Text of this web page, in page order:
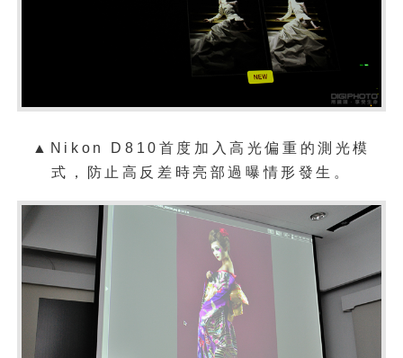
▲ Nikon D810首度加入高光偏重的測光模
式，防止高反差時亮部過曝情形發生。